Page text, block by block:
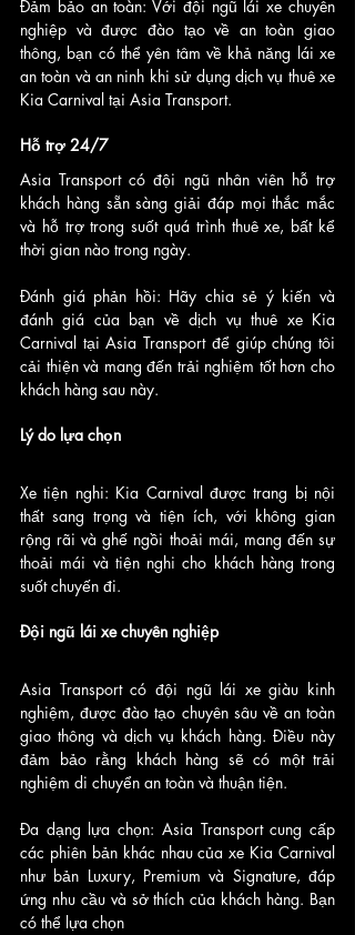
Đảm bảo an toàn: Với đội ngũ lái xe chuyên
nghiệp và được đào tạo về an toàn giao
thông, bạn có thể yên tâm về khả năng lái xe
an toàn và an ninh khi sử dụng dịch vụ thuê xe
Kia Carnival tại Asia Transport.
Hỗ trợ 24/7
Asia Transport có đội ngũ nhân viên hỗ trợ
khách hàng sẵn sàng giải đáp mọi thắc mắc
và hỗ trợ trong suốt quá trình thuê xe, bất kể
thời gian nào trong ngày.
Đánh giá phản hồi: Hãy chia sẻ ý kiến và
đánh giá của bạn về dịch vụ thuê xe Kia
Carnival tại Asia Transport để giúp chúng tôi
cải thiện và mang đến trải nghiệm tốt hơn cho
khách hàng sau này.
Lý do lựa chọn
Xe tiện nghi: Kia Carnival được trang bị nội
thất sang trọng và tiện ích, với không gian
rộng rãi và ghế ngồi thoải mái, mang đến sự
thoải mái và tiện nghi cho khách hàng trong
suốt chuyến đi.
Đội ngũ lái xe chuyên nghiệp
Asia Transport có đội ngũ lái xe giàu kinh
nghiệm, được đào tạo chuyên sâu về an toàn
giao thông và dịch vụ khách hàng. Điều này
đảm bảo rằng khách hàng sẽ có một trải
nghiệm di chuyển an toàn và thuận tiện.
Đa dạng lựa chọn: Asia Transport cung cấp
các phiên bản khác nhau của xe Kia Carnival
như bản Luxury, Premium và Signature, đáp
ứng nhu cầu và sở thích của khách hàng. Bạn
có thể lựa chọn